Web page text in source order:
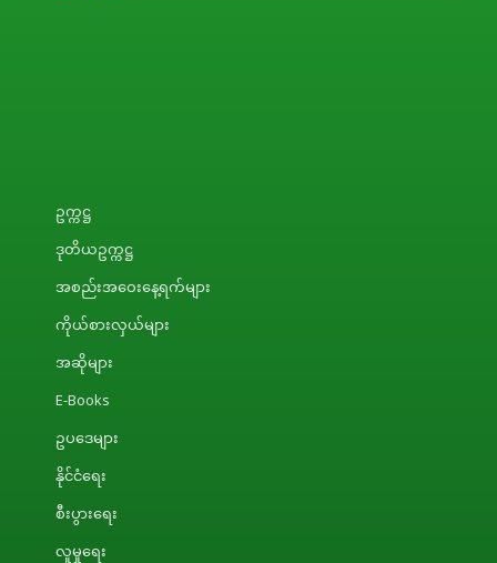
ဥက္ကဋ္ဌ
ဒုတိယဥက္ကဋ္ဌ
အစည်းအဝေးနေ့ရက်များ
ကိုယ်စားလှယ်များ
အဆိုများ
E-Books
ဥပဒေများ
နိုင်ငံရေး
စီးပွားရေး
လူမှုရေး